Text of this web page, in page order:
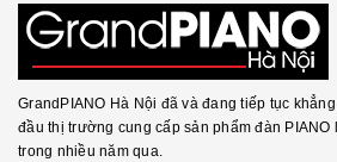
GrandPIANO Hà Nội đã và đang tiếp tục
đầu thị trường cung cấp sản phẩm đàn PIANO
trong nhiều năm qua.